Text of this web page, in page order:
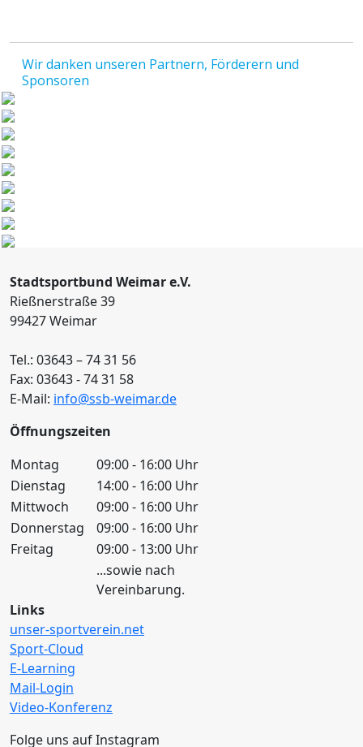
Wir danken unseren Partnern, Förderern und
Sponsoren
Stadtsportbund Weimar e.V.
Rießnerstraße 39
99427 Weimar
Tel.: 03643 – 74 31 56
Fax: 03643 - 74 31 58
E-Mail: info@ssb-weimar.de
Öffnungszeiten
Montag
09:00 - 16:00 Uhr
Dienstag
14:00 - 16:00 Uhr
Mittwoch
09:00 - 16:00 Uhr
Donnerstag
09:00 - 16:00 Uhr
Freitag
09:00 - 13:00 Uhr
...sowie nach
Vereinbarung.
Links
unser-sportverein.net
Sport-Cloud
E-Learning
Mail-Login
Video-Konferenz
Folge uns auf Instagram